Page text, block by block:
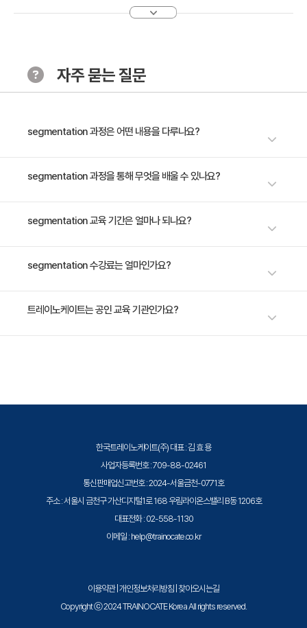
2. 딥러닝 기반 세그멘테이션 기법(예: U-Net, FCN)
· 학습 목표
딥러닝 모델을 활용한 이미지 세그멘테이션 방법을 습득
· 주요 내용
2. 실습을 통한 모델 훈련과 평가
· 학습 목표
· 주요 내용
2. 의료, 자율 주행 등 특정 분야에의 세그멘테이션 적용
실제 문제 해결을 위한 세그멘테이션 프로젝트를 수행합
· 주요 내용
1. 프로젝트 기획 및 데이터 준비
2. 모델 구현, 훈련, 평가 및 배포
자주 묻는 질문
segmentation 과정은 어떤 내용을 다루나요?
세그멘테이션의 원리를 깊이 이해하고 싶은 재직자들을 위한 이 과정은, 전
은 신경망 모델을 직접 구현하고 최적화하는 방법을 배웁니다. 또한, 실제 의
를 처음부터 끝까지 직접 수행하며 실무 능력을 한층 강화할 수 있습니다. 세
어질 것입니다.
segmentation 과정을 통해 무엇을 배울 수 있나요?
세그멘테이션의 기본 원리부터 최신 딥러닝 모델을 활용한 실습까지 마스터
segmentation 교육 기간은 얼마나 되나요?
3일 과정입니다. 상세 일정은 교육 페이지에서 확인하실 수 있습니다.
segmentation 수강료는 얼마인가요?
수강료는 1,200,000원(VAT 별도)입니다. 고용보험 환급 및 기업 할인 혜택
트레이노케이트는 공인 교육 기관인가요?
한국트레이노케이트(주) 대표 : 김 효 용
사업자등록번호 : 709-88-02461
통신판매업신고번호 : 2024-서울금천-0771호
주소 : 서울시 금천구 가산디지털1로 168 우림라이온스밸리 B동 1206호
대표전화 : 02-558-1130
이메일 : help@trainocate.co.kr
이용약관| 개인정보처리방침 찾아오시는길
Copyright ⓒ 2024 TRAINOCATE Korea All rights reserved.